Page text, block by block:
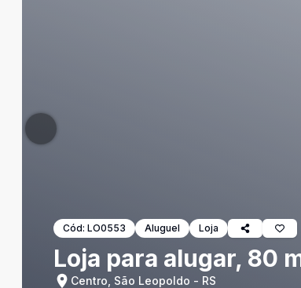
Cód: LO0553 Aluguel Loja
Loja para alugar, 80
Centro, São Leopoldo - RS